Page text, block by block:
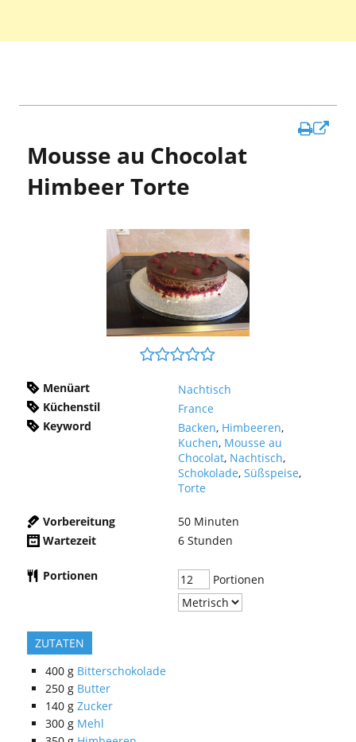
Mousse au Chocolat
Himbeer Torte
Menüart
Nachtisch
Küchenstil
France
Keyword
Backen, Himbeeren,
Kuchen, Mousse au
Chocolat, Nachtisch,
Schokolade, Süßspeise,
Torte
Vorbereitung 50 Minuten
Wartezeit
6 Stunden
Portionen Portionen
ZUTATEN
400 g Bitterschokolade
250 g Butter
140 g Zucker
300 g Mehl